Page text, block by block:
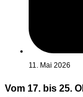
11. Mai 2026
Vom 17. bis 25.